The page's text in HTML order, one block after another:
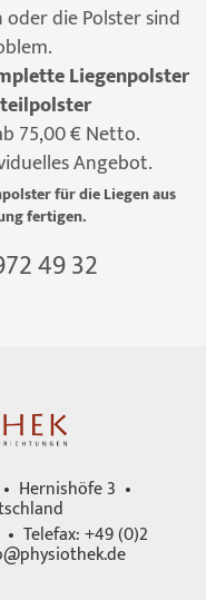
die Polster sind
Liegenpolster
75,00 € Netto.
Angebot.
für die Liegen aus
fertigen.
49 32
Hernishöfe 3 •
Telefax: +49 (0)2